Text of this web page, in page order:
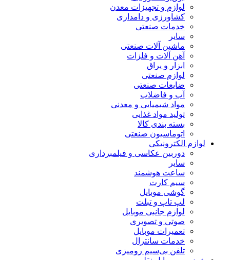
لوازم و تجهیزات معدن
کشاورزی و دامداری
خدمات صنعتی
سایر
ماشین آلات صنعتی
آهن آلات و فلزات
ابزار و یراق
لوازم صنعتی
ضایعات صنعتی
آب و فاضلاب
مواد شیمیایی و معدنی
تولید مواد غذایی
بسته بندی کالا
اتوماسیون صنعتی
لوازم الکترونیکی
دوربین عکاسی و فیلمبرداری
سایر
ساعت هوشمند
سیم کارت
گوشی موبایل
لپ تاپ و تبلت
لوازم جانبی موبایل
صوتی و تصویری
تعمیرات موبایل
خدمات سانترال
تلفن بی‌سیم رومیزی